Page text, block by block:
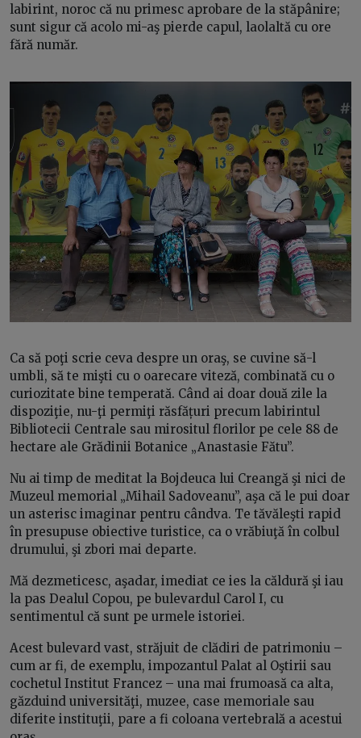
labirint, noroc că nu primesc aprobare de la stăpânire;
sunt sigur că acolo mi-aş pierde capul, laolaltă cu ore
fără număr.
Ca să poţi scrie ceva despre un oraş, se cuvine să-l
umbli, să te mişti cu o oarecare viteză, combinată cu o
curiozitate bine temperată. Când ai doar două zile la
dispoziţie, nu-ţi permiţi răsfățuri precum labirintul
Bibliotecii Centrale sau mirositul florilor pe cele 88 de
hectare ale Grădinii Botanice „Anastasie Fătu”.
Nu ai timp de meditat la Bojdeuca lui Creangă şi nici de
Muzeul memorial „Mihail Sadoveanu”, aşa că le pui doar
un asterisc imaginar pentru cândva. Te tăvăleşti rapid
în presupuse obiective turistice, ca o vrăbiuţă în colbul
drumului, şi zbori mai departe.
Mă dezmeticesc, aşadar, imediat ce ies la căldură şi iau
la pas Dealul Copou, pe bulevardul Carol I, cu
sentimentul că sunt pe urmele istoriei.
Acest bulevard vast, străjuit de clădiri de patrimoniu –
cum ar fi, de exemplu, impozantul Palat al Oştirii sau
cochetul Institut Francez – una mai frumoasă ca alta,
găzduind universităţi, muzee, case memoriale sau
diferite instituţii, pare a fi coloana vertebrală a acestui